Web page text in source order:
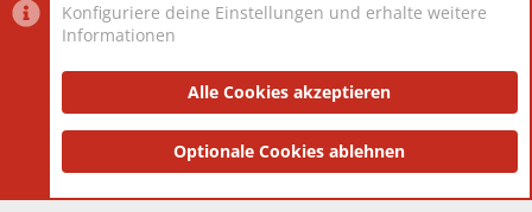
Datenschutzerklärung Impressum
Community platform by XenForo® © 2010-2025 XenForo Ltd.
and add-ons by ThemeHouse
Konfiguriere deine Einstellungen und erhalte weitere
Informationen
Alle Cookies akzeptieren
Optionale Cookies ablehnen